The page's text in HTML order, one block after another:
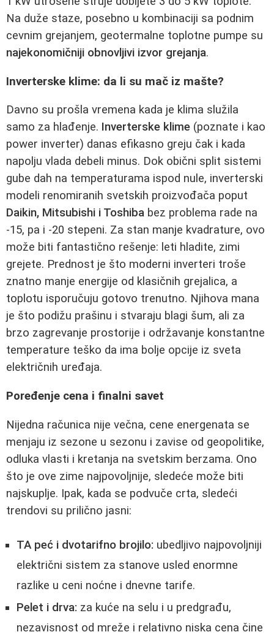
Na duže staze, posebno u kombinaciji sa podnim
cevnim grejanjem, geotermalne toplotne pumpe su
najekonomičniji obnovljivi izvor grejanja.
Inverterske klime: da li su mač iz mašte?
Davno su prošla vremena kada je klima služila
samo za hlađenje. Inverterske klime (poznate i kao
power inverter) danas efikasno greju čak i kada
napolju vlada debeli minus. Dok obični split sistemi
gube dah na temperaturama ispod nule, inverterski
modeli renomiranih svetskih proizvođača poput
Daikin, Mitsubishi i Toshiba bez problema rade na
-15, pa i -20 stepeni. Za stan manje kvadrature, ovo
može biti fantastično rešenje: leti hladite, zimi
grejete. Prednost je što moderni inverteri troše
znatno manje energije od klasičnih grejalica, a
toplotu isporučuju gotovo trenutno. Njihova mana
je što podižu prašinu i stvaraju blagi šum, ali za
brzo zagrevanje prostorije i održavanje konstantne
temperature teško da ima bolje opcije iz sveta
električnih uređaja.
Poređenje cena i finalni savet
Nijedna računica nije večna, cene energenata se
menjaju iz sezone u sezonu i zavise od geopolitike,
odluka vlasti i kretanja na svetskim berzama. Ono
što je ove zime najpovoljnije, sledeće može biti
najskuplje. Ipak, kada se podvuče crta, sledeći
trendovi su prilično jasni:
TA peć i dvotarifno brojilo: ubedljivo najpovoljniji
električni sistem za stanove usled enormne
razlike u ceni noćne i dnevne tarife.
Pelet i drva: za kuće na selu i u predgrađu,
nezavisnost od mreže i relativno niska cena čine